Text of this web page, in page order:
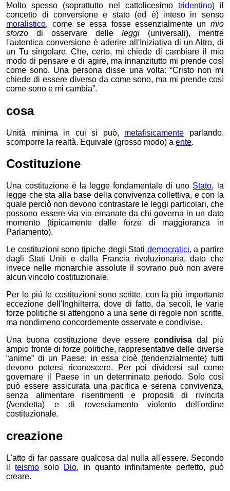
Molto spesso (soprattutto nel cattolicesimo tridentino) il
concetto di conversioneè stato (ed è) inteso in senso
moralistico, come se essa fosse essenzialmente un mio
sforzo di osservare delle leggi(universali), mentre
l'autentica conversione è aderire all'Iniziativa di un Altro, di
un Tu singolare. Che, certo, mi chiede di cambiare il mio
modo di pensare e di agire, ma innanzitutto mi prende così
come sono. Una persona disse una volta: “Cristo non mi
chiede di essere diverso da come sono, ma mi prende così
come sono e mi cambia”.
cosa
Unità minima in cui si può, metafisicamente parlando,
scomporre la realtà. Equivale (grosso modo) aente.
Costituzione
Una costituzione è la legge fondamentale di uno Stato, la
legge che sta alla base della convivenza collettiva, e con la
quale perciò non devono contrastare le leggi particolari, che
possono essere via via emanate da chi governa in un dato
momento (tipicamente dalle forze di maggioranza in
Parlamento).
Le costituzioni sono tipiche degli Stati democratici, a partire
dagli Stati Uniti e dalla Francia rivoluzionaria, dato che
invece nelle monarchie assolute il sovrano può non avere
alcun vincolo costituzionale.
Per lo più le costituzioni sono scritte, con la più importante
eccezione dell'Inghilterra, dove di fatto, da secoli, le varie
forze politiche si attengono a una serie di regole non scritte,
ma nondimeno concordemente osservate e condivise.
Una buona costituzione deve essere condivisadal più
ampio fronte di forze politiche, rappresentative delle diverse
“anime” di un Paese; in essa cioè (tendenzialmente) tutti
devono potersi riconoscere. Per poi dividersi sul come
governare il Paese in un determinato periodo. Solo così
può essere assicurata una pacifica e serena convivenza,
senza alimentare risentimenti e propositi di rivincita
(/vendetta) e di rovesciamento violento dell'ordine
costituzionale.
creazione
L'atto di far passare qualcosa dal nulla all'essere. Secondo
ilteismo solo Dio, in quanto infinitamente perfetto, può
creare.